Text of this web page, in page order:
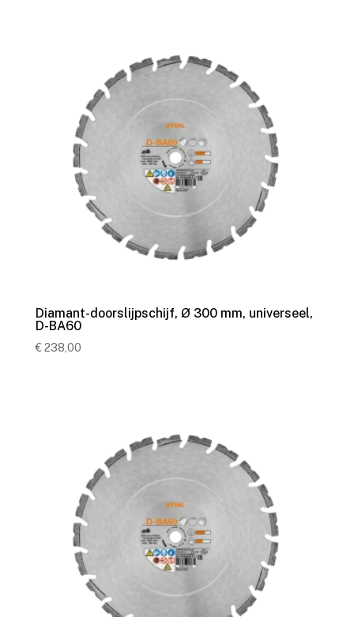
Diamant-doorslijpschijf, Ø 300 mm, universeel,
D-BA60
€ 238,00